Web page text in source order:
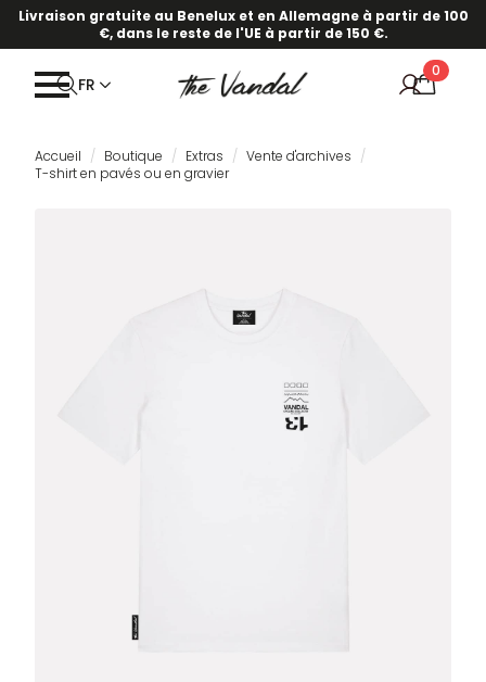
Livraison gratuite au Benelux et en Allemagne à partir de 100
€, dans le reste de l'UE à partir de 150 €.
FR
0
Accueil Boutique Extras
Vente d'archives
T-shirt en pavés ou en gravier